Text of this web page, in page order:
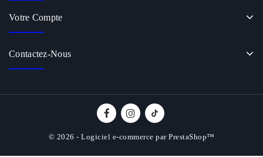
Votre Compte
Contactez-Nous
© 2026 - Logiciel e-commerce par PrestaShop™